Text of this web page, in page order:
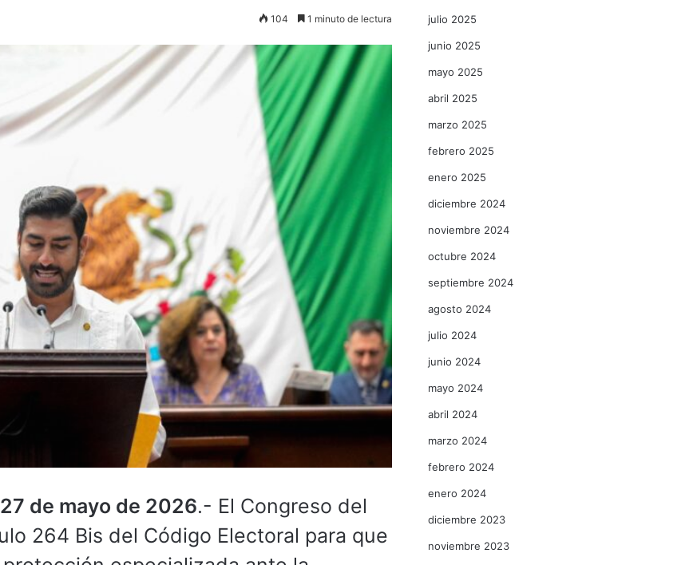
104 1 minuto de lectura
de mayo de 2026.- El Congreso del
264 Bis del Código Electoral para que
julio 2025
junio 2025
mayo 2025
abril 2025
marzo 2025
febrero 2025
enero 2025
diciembre 2024
noviembre 2024
octubre 2024
septiembre 2024
agosto 2024
julio 2024
junio 2024
mayo 2024
abril 2024
marzo 2024
febrero 2024
enero 2024
diciembre 2023
noviembre 2023